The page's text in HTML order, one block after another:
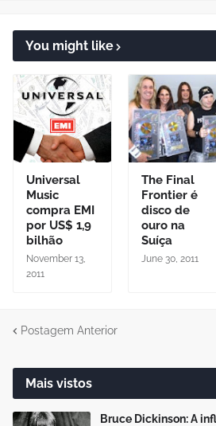
You might like
Universal
Music
compra EMI
por US$ 1,9
bilhão
November 13,
2011
The Final
Frontier é
disco de
ouro na
Suíça
June 30, 2011
Postagem Anterior
Mais vistos
Bruce Dickinson: A